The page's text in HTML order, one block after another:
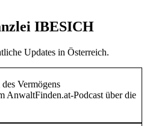
IBESICH
Updates in Österreich.
Vermögens
AnwaltFinden.at-Podcast über die